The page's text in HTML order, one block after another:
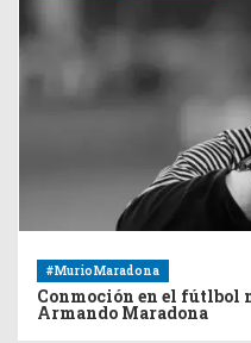
#MurioMaradona
Conmoción en el fútlbol
Armando Maradona